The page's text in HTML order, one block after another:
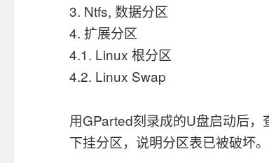
3. Ntfs, 数据分区
4. 扩展分区
4.1. Linux 根分区
4.2. Linux Swap
用GParted刻录成的U盘启动后
下挂分区，说明分区表已被破坏。